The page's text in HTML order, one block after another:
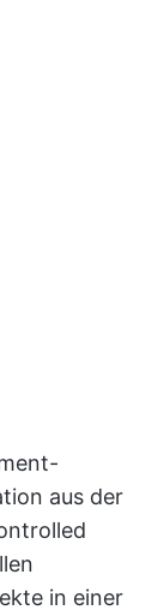
aus der
in einer